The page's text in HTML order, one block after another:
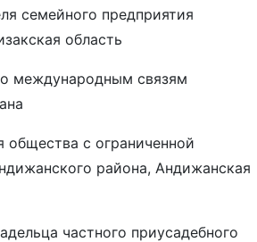
семейного предприятия
область
международным связям
общества с ограниченной
района, Андижанская
частного приусадебного